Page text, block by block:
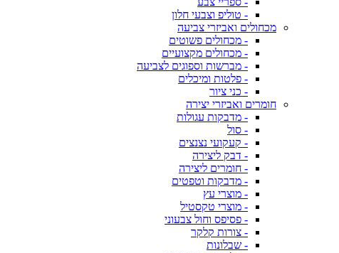
- טוליפ וצבעי חלון
מכחולים ואביזרי צביעה
- מכחולים פשוטים
- מכחולים מקצועיים
- מברשות וספוגים לצביעה
- פלטות ומיכלים
- כני ציור
חומרים ואביזרי יצירה
- מדבקות עגולות
- סול
- קעקועי נצנצים
- דבק ליצירה
- חומרים ליצירה
- מדבקות וטפטים
- מוצרי עץ
- מוצרי טקסטיל
- פסיפס וחול צבעוני
- צורות קלקר
- שבלונות